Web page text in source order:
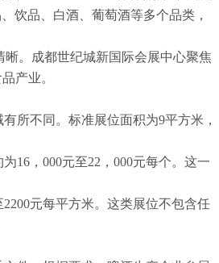
饮品、白酒、葡萄酒等多个品类，
。成都世纪城新国际会展中心聚焦
产业。
所不同。标准展位面积为9平方米，
为16，000元至22，000元每个。这一
元每平方米。这类展位不包含任